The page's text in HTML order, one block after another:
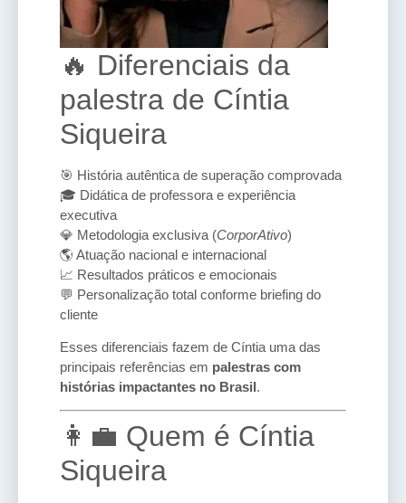
🔥 Diferenciais da
palestra de Cíntia
Siqueira
🎯 História autêntica de superação comprovada
🎓 Didática de professora e experiência
executiva
💎 Metodologia exclusiva (CorporAtivo)
🌎 Atuação nacional e internacional
📈 Resultados práticos e emocionais
💬 Personalização total conforme briefing do
cliente
Esses diferenciais fazem de Cíntia uma das
principais referências em palestras com
histórias impactantes no Brasil.
👩‍💼 Quem é Cíntia
Siqueira